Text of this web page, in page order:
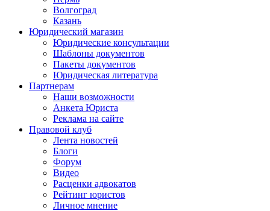
Волгоград
Казань
Юридический магазин
Юридические консультации
Шаблоны документов
Пакеты документов
Юридическая литература
Партнерам
Наши возможности
Анкета Юриста
Реклама на сайте
Правовой клуб
Лента новостей
Блоги
Форум
Видео
Расценки адвокатов
Рейтинг юристов
Личное мнение